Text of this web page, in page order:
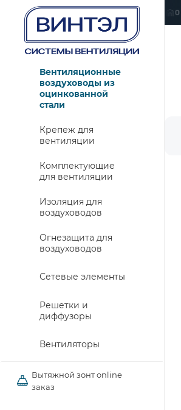
ОФИС
Вентиляционные
воздуховоды из
оцинкованной
стали
Крепеж для
вентиляции
Комплектующие
для вентиляции
Изоляция для
воздуховодов
Огнезащита для
воздуховодов
Сетевые элементы
Решетки и
диффузоры
Вентиляторы
Вытяжной зонт online
заказ